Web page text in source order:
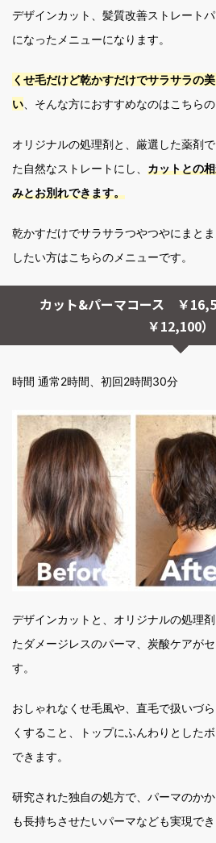
デザインカット、髪質改善ストレート
になったメニューになります。
くせ毛だけど乾かすだけでサラサラの
い 、そんな方におすすめなのはこちら
オリジナルの処理剤と、厳選した薬剤
た自然なストレートにし、 カットとの
みとお別れできます。
乾かすだけでサラサラつやつやにまと
したい方はこちらのメニューです。
カット&パーマコース ￥
￥12,100）
時間 通常2時間、初回2時間30分
デザインカットと、オリジナルの処理
たダメージレスのパーマ、炭酸ケアが
す。
おしゃれなくせ毛風や、直毛で扱いづ
くすること、トップにふんわりとした
できます。
研究された独自の処方で、パーマのか
も長持ちさせたいパーマなども実現でき